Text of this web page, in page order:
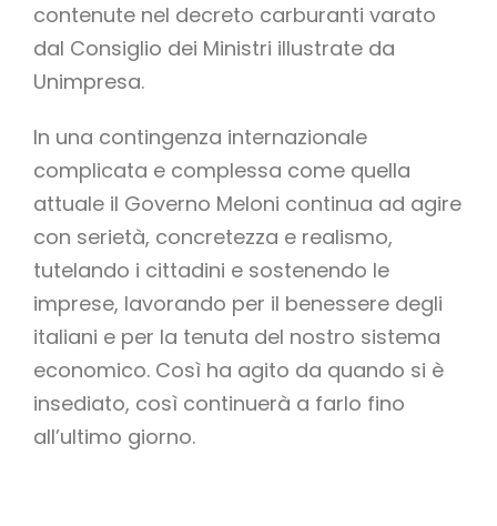
contenute nel decreto carburanti varato
dal Consiglio dei Ministri illustrate da
Unimpresa.
In una contingenza internazionale
complicata e complessa come quella
attuale il Governo Meloni continua ad agire
con serietà, concretezza e realismo,
tutelando i cittadini e sostenendo le
imprese, lavorando per il benessere degli
italiani e per la tenuta del nostro sistema
economico. Così ha agito da quando si è
insediato, così continuerà a farlo fino
all’ultimo giorno.